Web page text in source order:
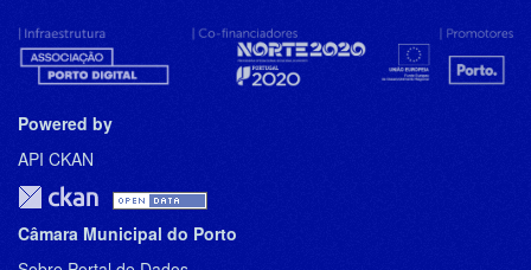
Powered by
API CKAN
Câmara Municipal do Porto